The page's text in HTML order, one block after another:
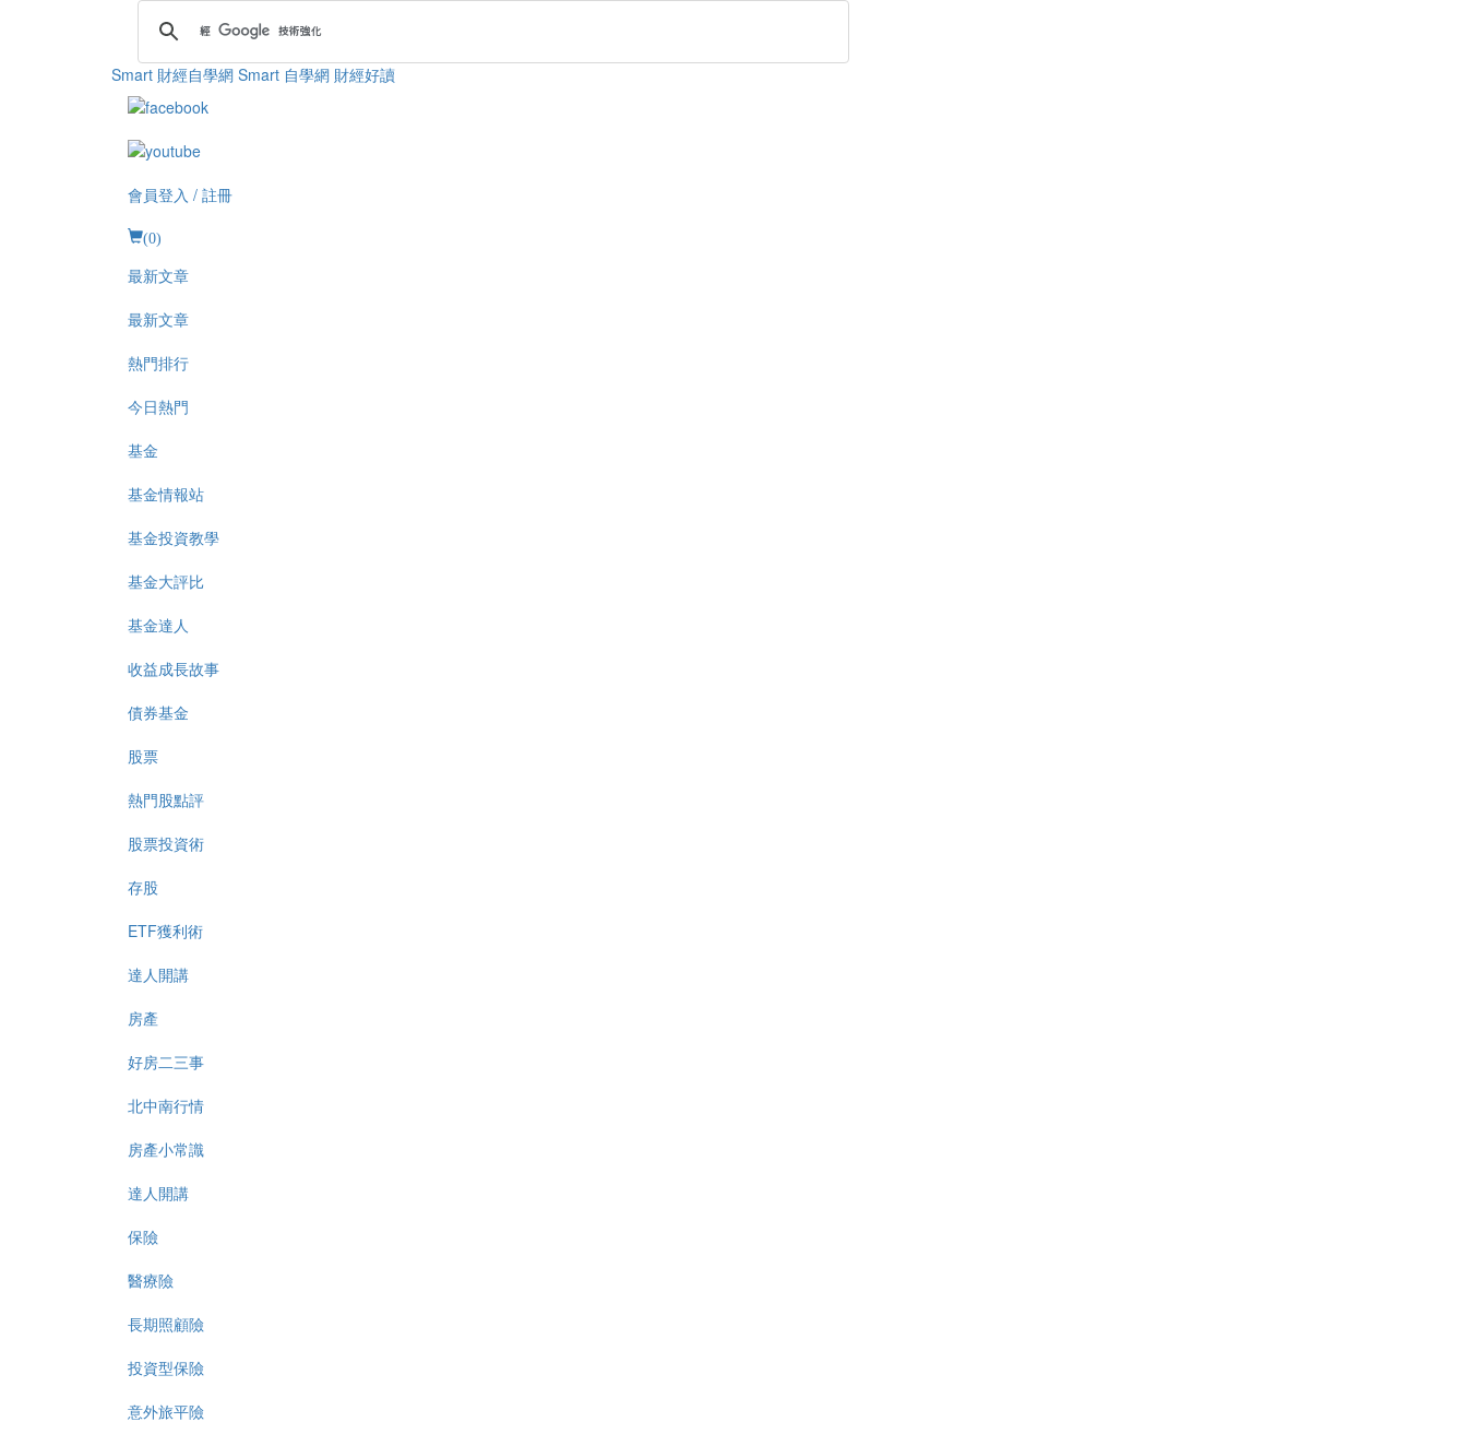
Smart 財經自學網 Smart 自學網 財經好讀
會員登入 / 註冊
(0)
最新文章
最新文章
熱門排行
今日熱門
基金
基金情報站
基金投資教學
基金大評比
基金達人
收益成長故事
債券基金
股票
熱門股點評
股票投資術
存股
ETF獲利術
達人開講
房產
好房二三事
北中南行情
房產小常識
達人開講
保險
醫療險
長期照顧險
投資型保險
意外旅平險